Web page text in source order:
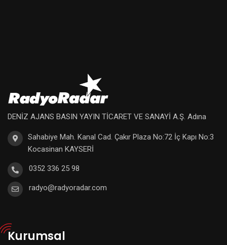
DENİZ AJANS BASIN YAYIN TİCARET VE SANAYİ A.Ş. Adına
Sahabiye Mah. Kanal Cad. Çakır Plaza No:72 İç Kapı No:3
Kocasinan KAYSERİ
0352 336 25 98
radyo@radyoradar.com
Kurumsal